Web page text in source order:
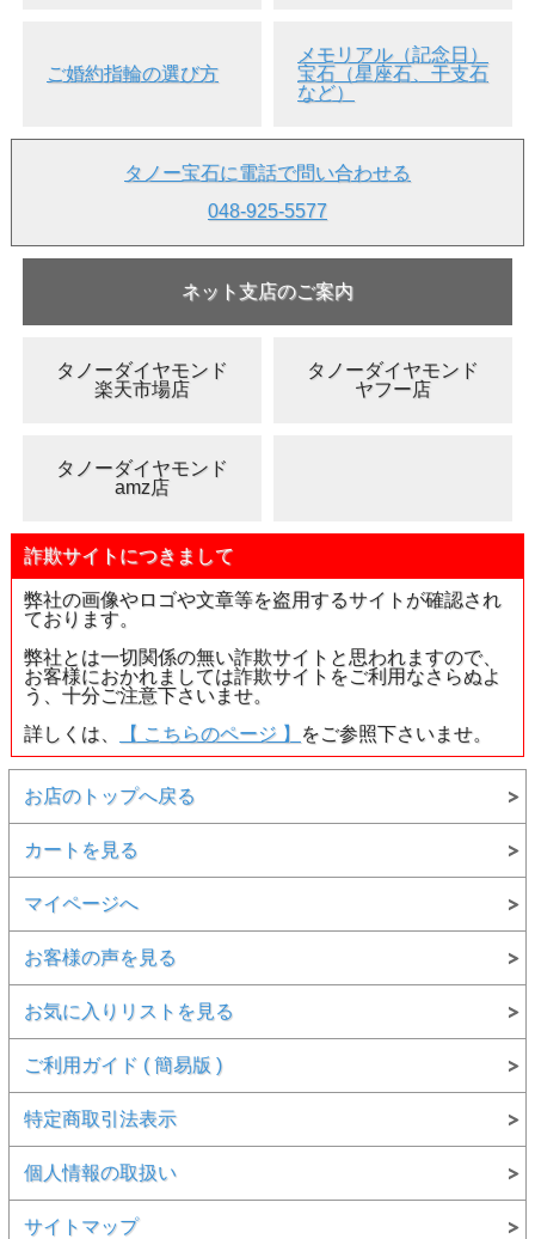
●ダイヤモンドは通常、蛍光性が無い(None)、弱い(Faint)、
が多く、蛍光性として多い色はブルーとなっています。
このダイヤのように蛍光性がイエローというものは持ってい
●カラオケボックスなどブラックライトのある場所ですと、
通常光とは違う色を楽しむことが出来ると思います。
ご注意 : ブラックライトによって波長が色々あるらしく、ブ
ラックライトによっては少し違う色合いに見える場合もあり
リング（婚約指輪）への加工も承ります(別料金)。
お客様オーダー実例集
キーワードから見る>>
・イエローダイヤモンド
・ルース
● 発送 ：
ご注文確定後、即日～3営業日以内に発送致し
ます。納期、発送についての詳しい説明を見る>>
● 品番 ： 41953
● カラット ： 0.123ct
● カラー ： Fancy Deep Yellow (ファンシー・ディー
プ・イエロー)
● 色の起源 ： Natural (天然)
● クラリティ ： I-1
● カット ： Round Brilliant (ラウンドブリリアントカッ
ト)
● 鑑定機関 ： 中央宝石研究所
● 寸法 ： 3.21 - 3.22 × 1.88 mm
● 蛍光性 ： Medium Yellow (ミディアム・イエロー)
● 付属品 ： ソーティング袋 ( 中央宝石研究所発行 )、簡
易ルースケース、品質証明書
【 重要なお知らせ 】
●こちらの商品は、返品・交換・キャンセル等は一切お断り
しております。返品・交換・キャンセル等の詳細について
●在庫を実店舗等と共有しております。
ご注文のタイミング
によりましては、実際には品切れしている場合がございま
す。
あらかじめご了承下さいませ。
ご婚約指輪の選び方
メモリアル（記念日）
宝石（星座石、干支石
など）
タノー宝石に電話で問い合わせる
048-925-5577
ネット支店のご案内
タノーダイヤモンド
楽天市場店
タノーダイヤモンド
ヤフー店
タノーダイヤモンド
amz店
詐欺サイトにつきまして
弊社の画像やロゴや文章等を盗用するサイトが確認され
ております。
弊社とは一切関係の無い詐欺サイトと思われますので、
お客様におかれましては詐欺サイトをご利用なさらぬよ
う、十分ご注意下さいませ。
詳しくは、
【 こちらのページ 】 をご参照下さいませ。
お店のトップへ戻る
カートを見る
マイページへ
お客様の声を見る
お気に入りリストを見る
ご利用ガイド ( 簡易版 )
特定商取引法表示
個人情報の取扱い
サイトマップ